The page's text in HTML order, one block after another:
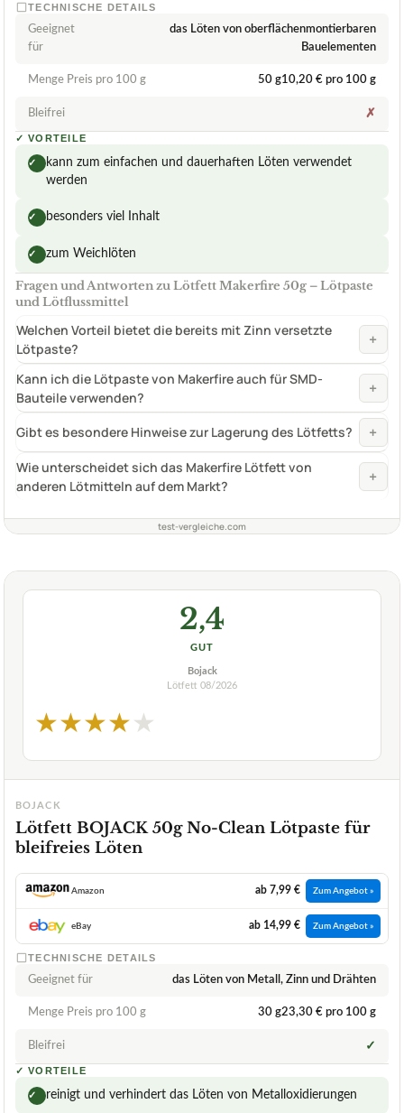
TECHNISCHE DETAILS
Geeignet
für
das Löten von oberflächenmontierbaren
Bauelementen
Menge Preis pro 100 g 50 g10,20 € pro 100 g
Bleifrei ✗
✓ VORTEILE
✓
kann zum einfachen und dauerhaften Löten verwendet
werden
✓ besonders viel Inhalt
✓ zum Weichlöten
Fragen und Antworten zu Lötfett Makerfire 50g – Lötpaste
und Lötflussmittel
Welchen Vorteil bietet die bereits mit Zinn versetzte
Lötpaste?
+
Kann ich die Lötpaste von Makerfire auch für SMD-
Bauteile verwenden?
+
Gibt es besondere Hinweise zur Lagerung des Lötfetts? +
Wie unterscheidet sich das Makerfire Lötfett von
anderen Lötmitteln auf dem Markt?
+
test-vergleiche.com
2,4
GUT
Bojack
Lötfett 08/2026
★★★★★
BOJACK
Lötfett BOJACK 50g No-Clean Lötpaste für
bleifreies Löten
Amazon ab 7,99 € Zum Angebot »
eBay ab 14,99 € Zum Angebot »
TECHNISCHE DETAILS
Geeignet für das Löten von Metall, Zinn und Drähten
Menge Preis pro 100 g 30 g23,30 € pro 100 g
Bleifrei ✓
✓ VORTEILE
✓ reinigt und verhindert das Löten von Metalloxidierungen